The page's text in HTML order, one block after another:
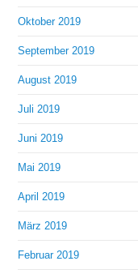
Oktober 2019
September 2019
August 2019
Juli 2019
Juni 2019
Mai 2019
April 2019
März 2019
Februar 2019